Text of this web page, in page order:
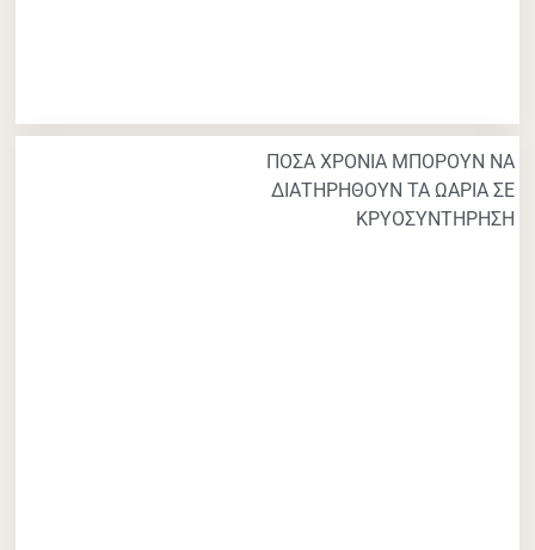
ΠΟΣΑ ΧΡΟΝΙΑ ΜΠΟΡΟΥΝ ΝΑ
ΔΙΑΤΗΡΗΘΟΥΝ ΤΑ ΩΑΡΙΑ ΣΕ
ΚΡΥΟΣΥΝΤΗΡΗΣΗ